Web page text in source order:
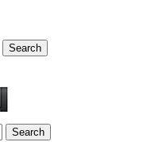
Search
Search